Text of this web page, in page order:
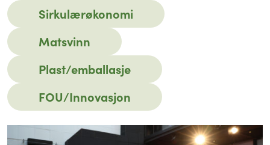
Sirkulærøkonomi
Matsvinn
Plast/emballasje
FOU/Innovasjon